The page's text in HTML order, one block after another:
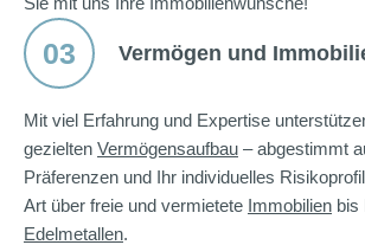
03 Vermögen und
Mit viel Erfahrung und Expertise
gezielten Vermögensaufbau – abgestimmt
Präferenzen und Ihr individuelles
Art über freie und vermietete Immobilien bis
Edelmetallen.